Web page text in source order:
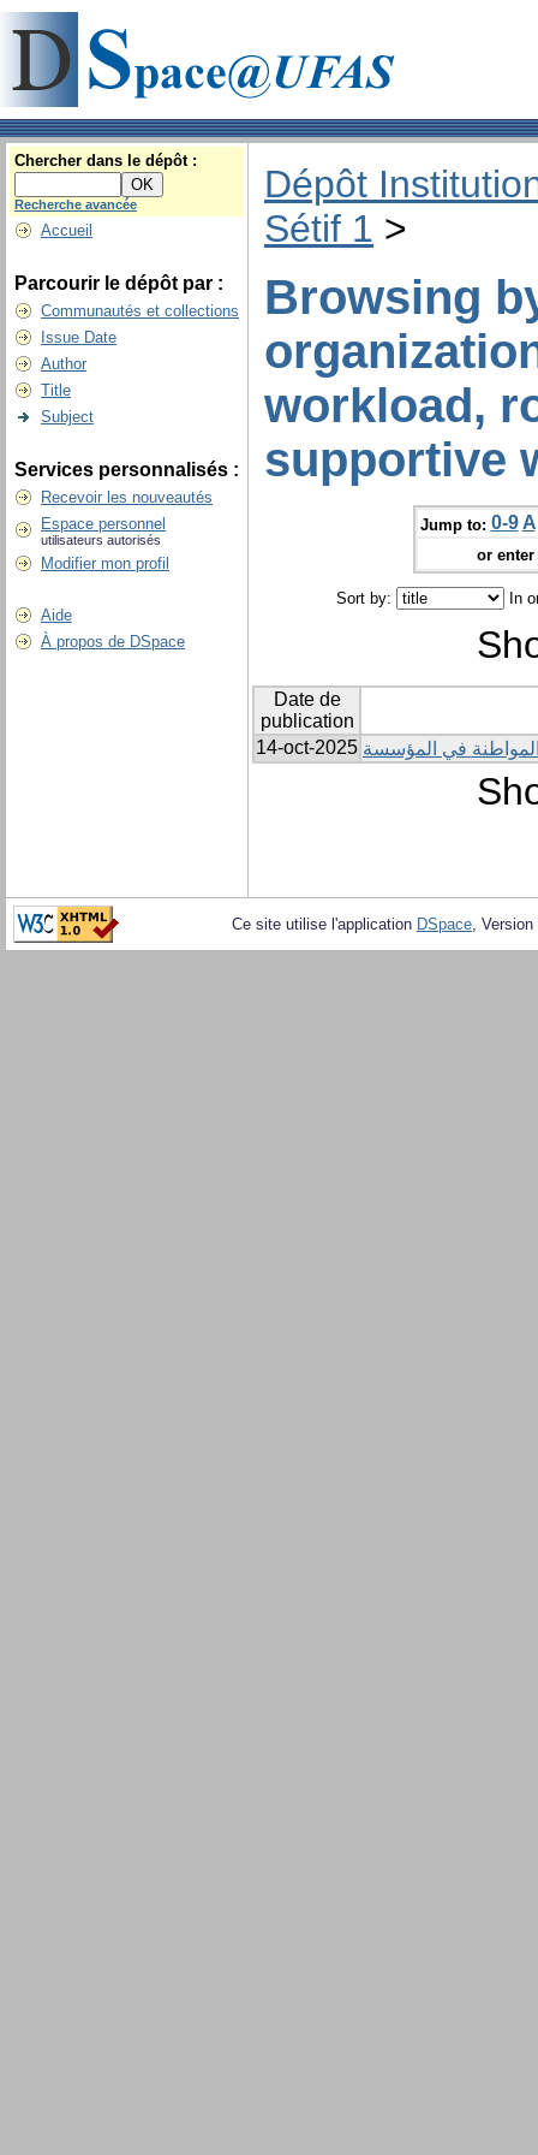
Chercher dans le dépôt :
Recherche avancée
Accueil
Parcourir le dépôt par :
Communautés et collections
Issue Date
Author
Title
Subject
Services personnalisés :
Recevoir les nouveautés
Espace personnel
utilisateurs autorisés
Modifier mon profil
Aide
À propos de DSpace
Dépôt
Sétif 1 >
Browsing
workload,
supportive
Jump to: 0-9 A
or
Sort by: In
Date de
publication
14-oct-2025 في المؤسسة
Ce site utilise l'application DSpace,